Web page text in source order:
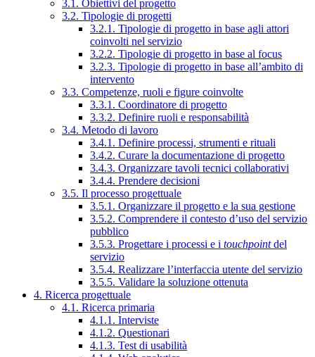
3.1. Obiettivi del progetto
3.2. Tipologie di progetti
3.2.1. Tipologie di progetto in base agli attori
coinvolti nel servizio
3.2.2. Tipologie di progetto in base al focus
3.2.3. Tipologie di progetto in base all’ambito di
intervento
3.3. Competenze, ruoli e figure coinvolte
3.3.1. Coordinatore di progetto
3.3.2. Definire ruoli e responsabilità
3.4. Metodo di lavoro
3.4.1. Definire processi, strumenti e rituali
3.4.2. Curare la documentazione di progetto
3.4.3. Organizzare tavoli tecnici collaborativi
3.4.4. Prendere decisioni
3.5. Il processo progettuale
3.5.1. Organizzare il progetto e la sua gestione
3.5.2. Comprendere il contesto d’uso del servizio
pubblico
3.5.3. Progettare i processi e i touchpointdel
servizio
3.5.4. Realizzare l’interfaccia utente del servizio
3.5.5. Validare la soluzione ottenuta
4. Ricerca progettuale
4.1. Ricerca primaria
4.1.1. Interviste
4.1.2. Questionari
4.1.3. Test di usabilità